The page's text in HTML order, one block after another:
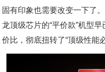
固有印象也需要改变一下了
龙顶级芯片的“平价款”机型
价比，彻底扭转了“顶级性能